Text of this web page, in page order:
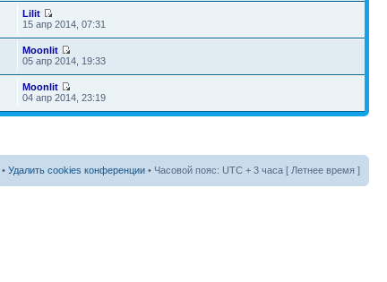
Lilit
15 апр 2014, 07:31
Moonlit
05 апр 2014, 19:33
Moonlit
04 апр 2014, 23:19
• Удалить cookies конференции • Часовой пояс: UTC + 3 часа [ Летнее время ]